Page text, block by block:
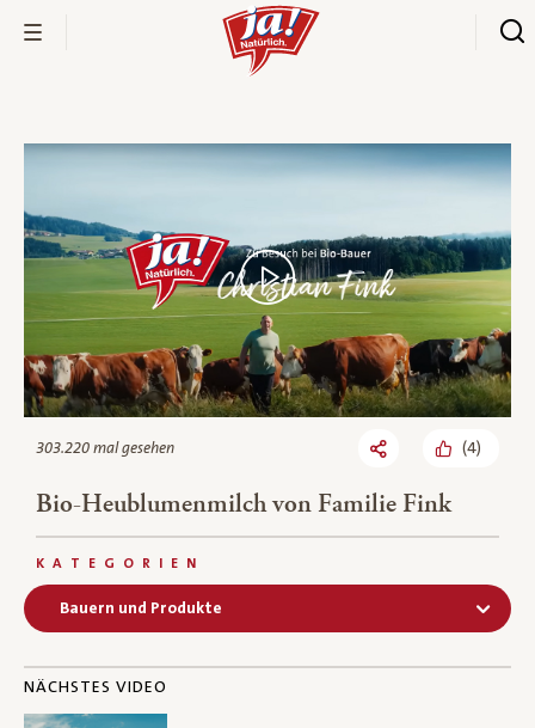
Bio-Thek
303.220 mal gesehen (4)
Bio-Heublumenmilch von Familie Fink
KATEGORIEN
Bauern und Produkte
NÄCHSTES VIDEO